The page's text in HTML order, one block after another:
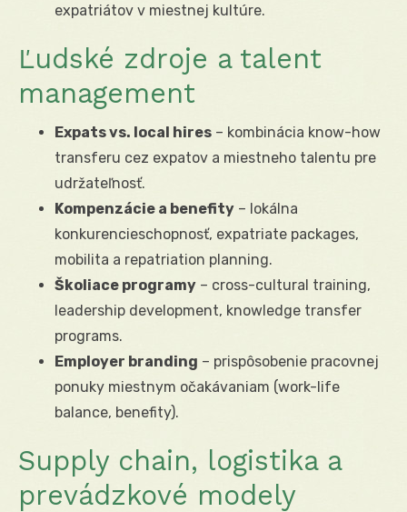
expatriátov v miestnej kultúre.
Ľudské zdroje a talent
management
Expats vs. local hires – kombinácia know-how
transferu cez expatov a miestneho talentu pre
udržateľnosť.
Kompenzácie a benefity – lokálna
konkurencieschopnosť, expatriate packages,
mobilita a repatriation planning.
Školiace programy – cross-cultural training,
leadership development, knowledge transfer
programs.
Employer branding – prispôsobenie pracovnej
ponuky miestnym očakávaniam (work-life
balance, benefity).
Supply chain, logistika a
prevádzkové modely